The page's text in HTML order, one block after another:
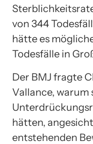
von 344
hätte es
Todesfälle in
Der BMJ fragte
Vallance, warum
hätten,
entstehenden